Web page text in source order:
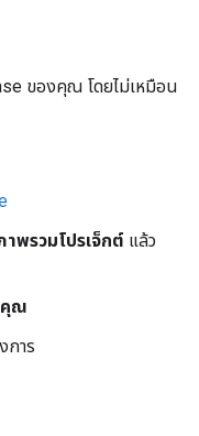
ของคุณ โดยไม่เหมือน
าพรวมโปรเจ็กต์ แล้ว
คุณ
การ